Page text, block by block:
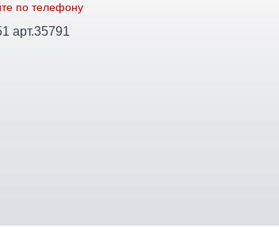
по телефону
Универсальный дюбель KEW 6*51 арт.35791